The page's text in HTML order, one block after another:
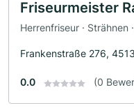
Friseurmeister
Herrenfriseur · Strähnen
Frankenstraße 276,
0.0 (0